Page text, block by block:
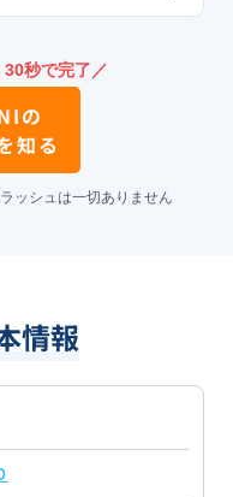
秒で完了／
の
知る
ッシュは一切ありません
情報